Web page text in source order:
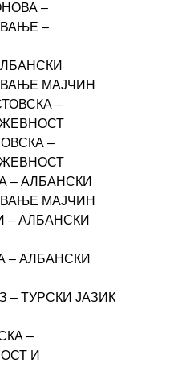
–
–
МАЈЧИН
–
–
– АЛБАНСКИ
МАЈЧИН
– АЛБАНСКИ
– АЛБАНСКИ
– ТУРСКИ ЈАЗИК
–
И